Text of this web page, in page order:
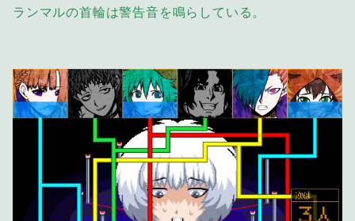
ランマルの首輪は警告音を鳴らしている。